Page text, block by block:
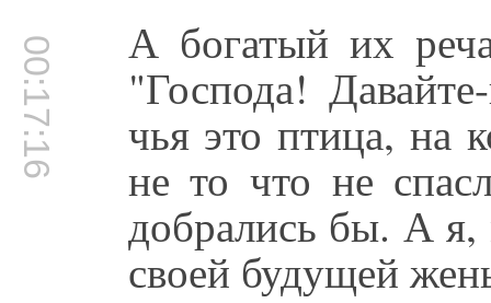
00:17:16 А богатый их
"Господа!
чья это птица, на
не то что не
добрались бы. А
своей будущей